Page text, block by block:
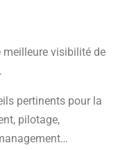
visibilité de
pertinents pour la
pilotage,